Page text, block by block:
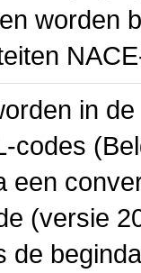
worden
in
codes
een
(versie
de